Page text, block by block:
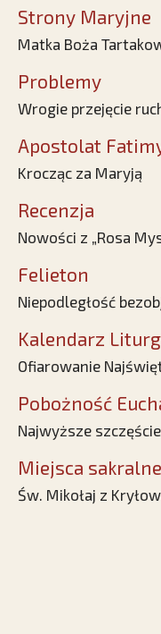
Strony Maryjne
Matka Boża
Problemy
Wrogie przejęcie
Apostolat
Krocząc za Maryją
Recenzja
Nowości z „Rosa
Felieton
Niepodległość
Kalendarz
Ofiarowanie
Pobożność
Najwyższe
Miejsca sakralne
Św. Mikołaj z